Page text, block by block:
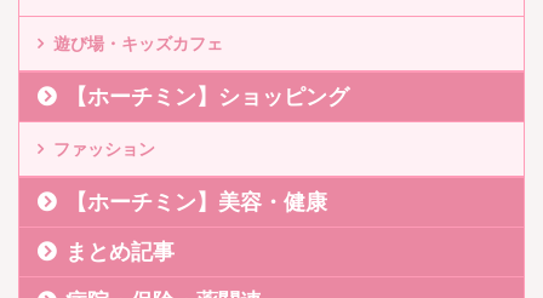
遊び場・キッズカフェ
【ホーチミン】ショッピング
ファッション
【ホーチミン】美容・健康
まとめ記事